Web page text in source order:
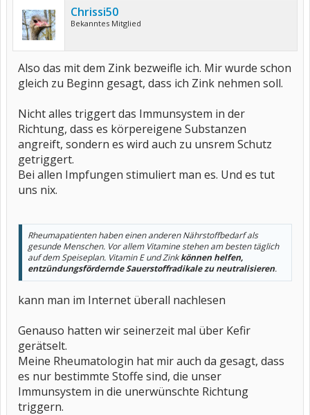
Chrissi50
Bekanntes Mitglied
Also das mit dem Zink bezweifle ich. Mir wurde schon
gleich zu Beginn gesagt, dass ich Zink nehmen soll.
Nicht alles triggert das Immunsystem in der
Richtung, dass es körpereigene Substanzen
angreift, sondern es wird auch zu unsrem Schutz
getriggert.
Bei allen Impfungen stimuliert man es. Und es tut
uns nix.
Rheumapatienten haben einen anderen Nährstoffbedarf als
gesunde Menschen. Vor allem Vitamine stehen am besten täglich
auf dem Speiseplan. Vitamin E und Zinkkönnen helfen,
entzündungsfördernde Sauerstoffradikale zu neutralisieren.
kann man im Internet überall nachlesen
Genauso hatten wir seinerzeit mal über Kefir
gerätselt.
Meine Rheumatologin hat mir auch da gesagt, dass
es nur bestimmte Stoffe sind, die unser
Immunsystem in die unerwünschte Richtung
triggern.